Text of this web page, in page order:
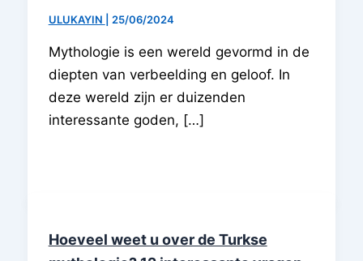
ULUKAYIN 25/06/2024
Mythologie is een wereld gevormd in de
diepten van verbeelding en geloof. In
deze wereld zijn er duizenden
interessante goden, […]
Hoeveel weet u over de Turkse